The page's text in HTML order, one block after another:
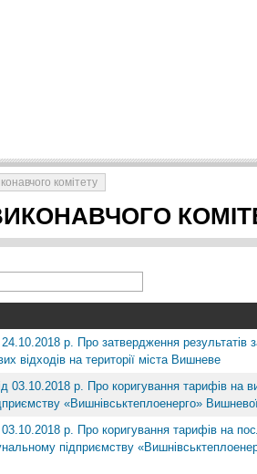
комітету
р. Про затвердження результатів
відходів на території міста Вишневе
03.10.2018 р. Про коригування тарифів на
«Вишнівськтеплоенерго»
р. Про коригування тарифів на
підприємству